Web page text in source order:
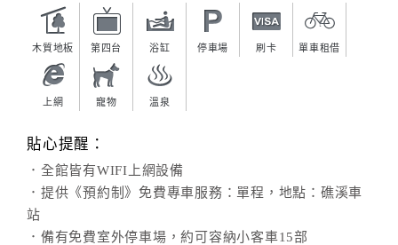
木質地板 第四台 浴缸 停車場 刷卡 單車租借
上網 寵物 溫泉
貼心提醒：
．全館皆有WIFI上網設備
．提供《預約制》免費專車服務：單程，地點：礁溪車
站
．備有免費室外停車場，約可容納小客車15部